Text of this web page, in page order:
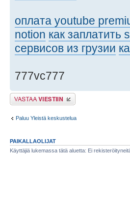
оплата youtube
notion как заплатить
сервисов из грузии
777vc777
Lähetä vastaus
Paluu Yleistä keskustelua
PAIKALLAOLIJAT
Käyttäjiä lukemassa tätä aluetta: Ei